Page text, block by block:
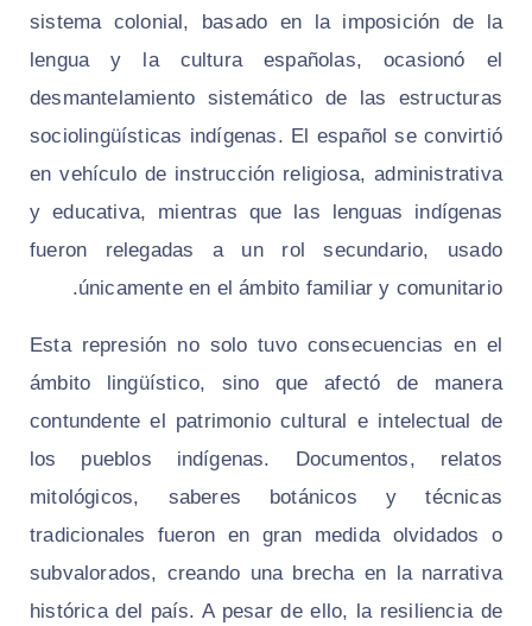
sistema colonial, basado en la imposición de la
lengua y la cultura españolas, ocasionó el
desmantelamiento sistemático de las estructuras
sociolingüísticas indígenas. El español se convirtió
en vehículo de instrucción religiosa, administrativa
y educativa, mientras que las lenguas indígenas
fueron relegadas a un rol secundario, usado
únicamente en el ámbito familiar y comunitario.
Esta represión no solo tuvo consecuencias en el
ámbito lingüístico, sino que afectó de manera
contundente el patrimonio cultural e intelectual de
los pueblos indígenas. Documentos, relatos
mitológicos, saberes botánicos y técnicas
tradicionales fueron en gran medida olvidados o
subvalorados, creando una brecha en la narrativa
histórica del país. A pesar de ello, la resiliencia de